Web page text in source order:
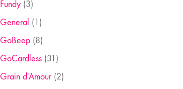
Fundy(3)
General (1)
GoBeep(8)
GoCardless(31)
Grain d'Amour(2)